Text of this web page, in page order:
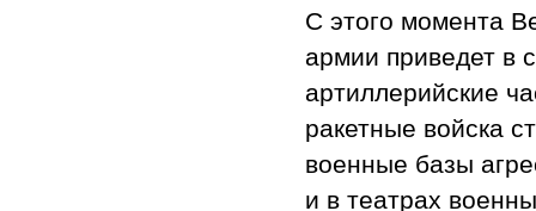
С этого момента
армии приведет в
артиллерийские
ракетные войска
военные базы
и в театрах